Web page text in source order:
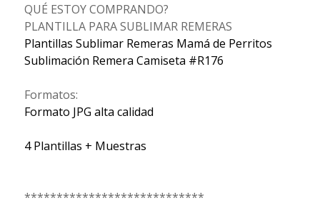
QUÉ ESTOY COMPRANDO?
PLANTILLA PARA SUBLIMAR REMERAS
Plantillas Sublimar Remeras Mamá de Perritos
Sublimación Remera Camiseta #R176
Formatos:
Formato JPG alta calidad
4 Plantillas + Muestras
****************************